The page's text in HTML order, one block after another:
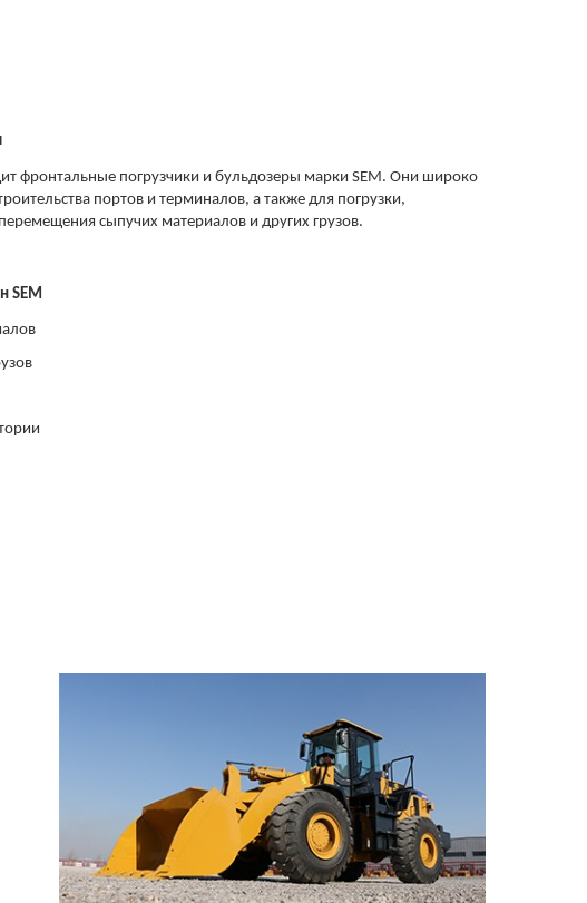
фронтальные погрузчики и бульдозеры марки SEM. Они широко
портов и терминалов, а также для погрузки,
сыпучих материалов и других грузов.
SEM